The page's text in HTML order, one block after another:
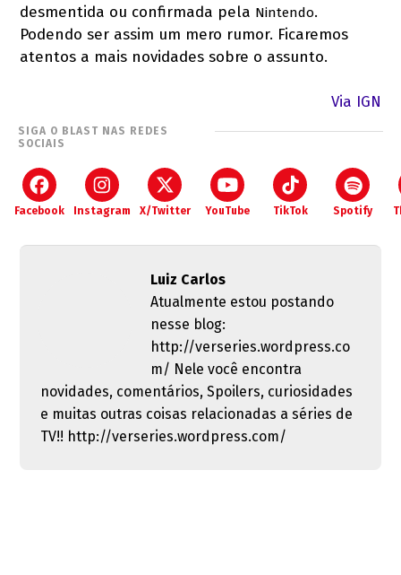
desmentida ou confirmada pela Nintendo.
Podendo ser assim um mero rumor. Ficaremos
atentos a mais novidades sobre o assunto.
Via IGN
SIGA O BLAST NAS REDES
SOCIAIS
Facebook Instagram X/Twitter YouTube TikTok Spotify
Luiz Carlos
Atualmente estou postando
nesse blog:
http://verseries.wordpress.co
m/ Nele você encontra
novidades, comentários, Spoilers, curiosidades
e muitas outras coisas relacionadas a séries de
TV!! http://verseries.wordpress.com/